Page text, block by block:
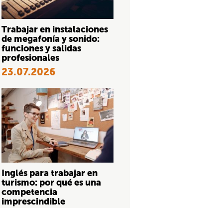
Trabajar en instalaciones
de megafonía y sonido:
funciones y salidas
profesionales
23.07.2026
Inglés para trabajar en
turismo: por qué es una
competencia
imprescindible